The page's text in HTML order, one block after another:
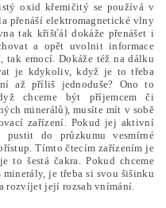
oxid křemičitý se používá v
přenáší elektromagnetické vlny
tak křišťál dokáže přenášet i
a opět uvolnit informace
tak emocí. Dokáže též na dálku
je kdykoliv, když je to třeba
až příliš jednoduše? Ono to
chceme být příjemcem či
minerálů), musíte mít v sobě
zařízení. Pokud jej aktivní
pustit do průzkumu vesmírné
Tímto čtecím zařízením je
to šestá čakra. Pokud chceme
je třeba si svou šišinku
rozvíjet její rozsah vnímání.